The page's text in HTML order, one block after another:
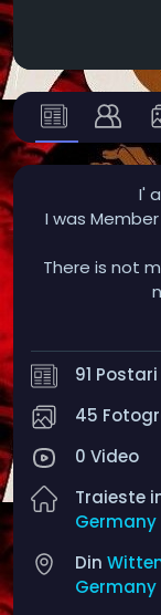
I'
I was
There is not
Many years
was a
everything that
not
way they are.
behind. I
was in vain. I
many would
could
"proper" life.
life. My
91 Postari
45
0 Video
Traieste
Germany
Din
Germany